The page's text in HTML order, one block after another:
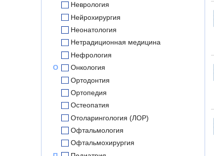
Неврология
Нейрохирургия
Неонатология
Нетрадиционная медицина
Нефрология
О
Онкология
Ортодонтия
Ортопедия
Остеопатия
Отоларингология (ЛОР)
Офтальмология
Офтальмохирургия